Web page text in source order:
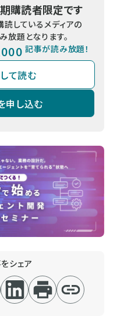
期購読者限定です
読しているメディアの
放題となります。
記事が読み放題！
て読む
申し込む
シェア